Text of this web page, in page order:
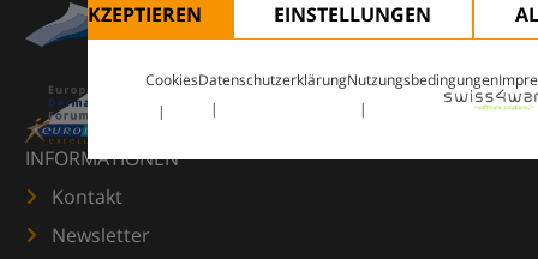
ALLE AKZEPTIEREN
EINSTELLUNGEN
CookiesDatenschutzerklärungNutzungsbedingungen
INFORMATIONEN
Kontakt
Newsletter